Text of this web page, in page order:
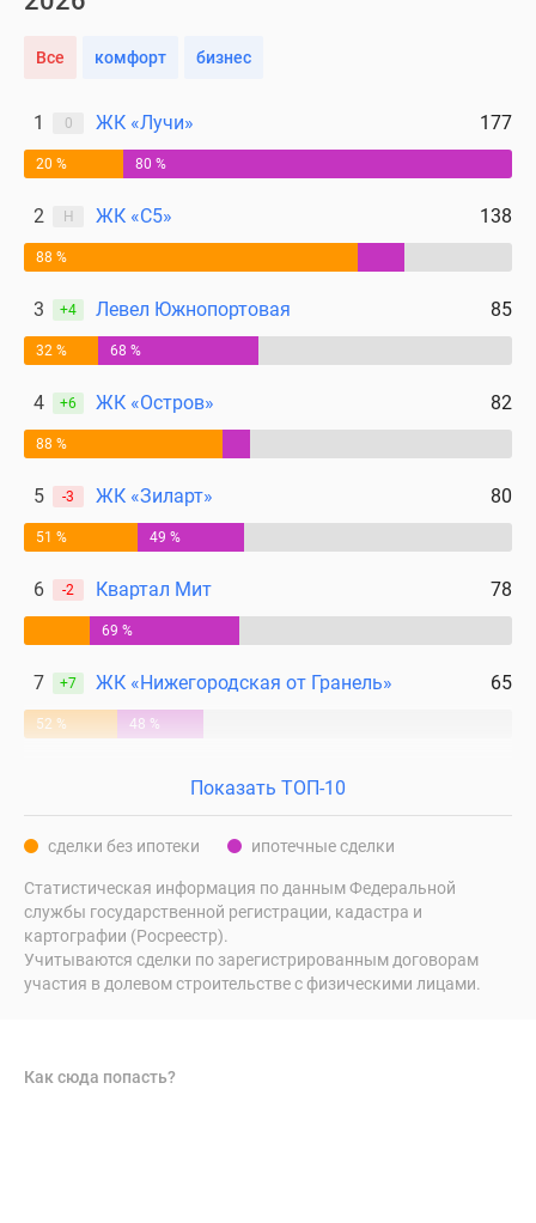
Все комфорт бизнес
1 0 ЖК «Лучи» 177
20 % 80 %
2 Н ЖК «С5» 138
88 %
3 +4 Левел Южнопортовая 85
32 % 68 %
4 +6 ЖК «Остров» 82
88 %
5 -3 ЖК «Зиларт» 80
51 % 49 %
6 -2 Квартал Мит 78
69 %
7 +7 ЖК «Нижегородская от Гранель» 65
52 % 48 %
Показать ТОП-10
сделки без ипотеки ипотечные сделки
Статистическая информация по данным Федеральной
службы государственной регистрации, кадастра и
картографии (Росреестр).
Учитываются сделки по зарегистрированным договорам
участия в долевом строительстве с физическими лицами.
Как сюда попасть?